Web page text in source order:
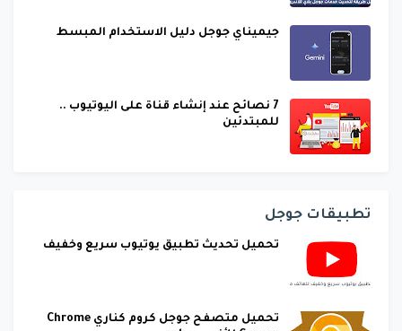
جيميناي جوجل دليل الاستخدام المبسط
7 نصائح عند إنشاء قناة على اليوتيوب ..
للمبتدئين
تطبيقات جوجل
تحميل تحديث تطبيق يوتيوب سريع وخفيف
تحميل متصفح جوجل كروم كناري Chrome